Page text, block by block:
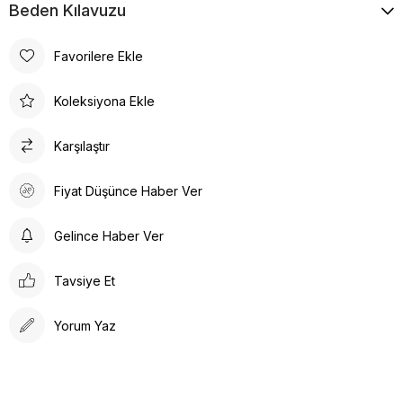
Beden Kılavuzu
Favorilere Ekle
Koleksiyona Ekle
Karşılaştır
Fiyat Düşünce Haber Ver
Gelince Haber Ver
Tavsiye Et
Yorum Yaz